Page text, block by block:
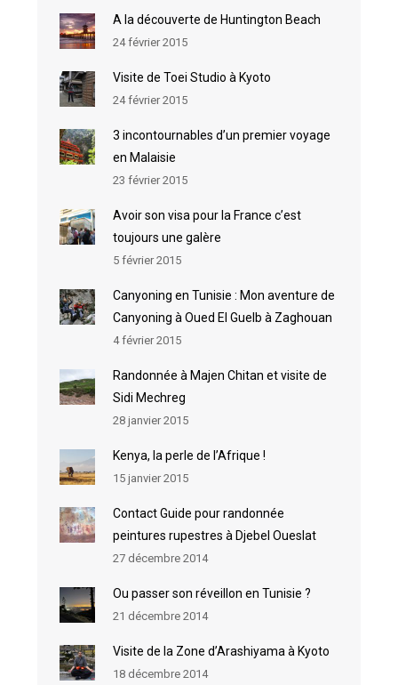
A la découverte de Huntington Beach
24 février 2015
Visite de Toei Studio à Kyoto
24 février 2015
3 incontournables d’un premier voyage
en Malaisie
23 février 2015
Avoir son visa pour la France c’est
toujours une galère
5 février 2015
Canyoning en Tunisie : Mon aventure de
Canyoning à Oued El Guelb à Zaghouan
4 février 2015
Randonnée à Majen Chitan et visite de
Sidi Mechreg
28 janvier 2015
Kenya, la perle de l’Afrique !
15 janvier 2015
Contact Guide pour randonnée
peintures rupestres à Djebel Oueslat
27 décembre 2014
Ou passer son réveillon en Tunisie ?
21 décembre 2014
Visite de la Zone d’Arashiyama à Kyoto
18 décembre 2014